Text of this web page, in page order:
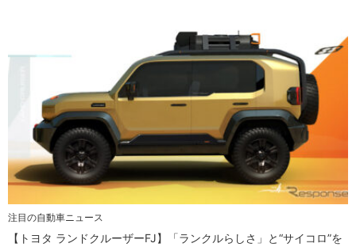
注目の自動車ニュース
【トヨタ ランドクルーザーFJ】「ランクルらしさ」と“サイコロ”を